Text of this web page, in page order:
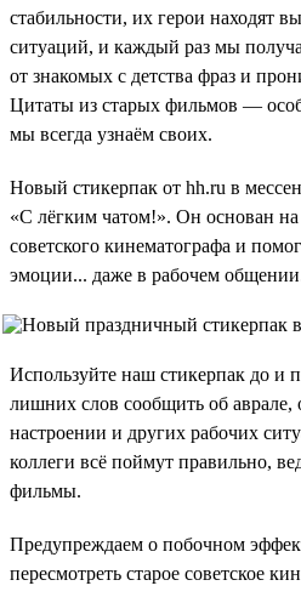
стабильности, их герои находят
ситуаций, и каждый раз мы
от знакомых с детства фраз и
Цитаты из старых фильмов —
мы всегда узнаём своих.
Новый стикерпак от hh.ru в
«С лёгким чатом!». Он основан на
советского кинематографа и
эмоции... даже в рабочем
Используйте наш стикерпак до и
лишних слов сообщить об аврале,
настроении и других рабочих
коллеги всё поймут правильно,
фильмы.
Предупреждаем о побочном
пересмотреть старое советское